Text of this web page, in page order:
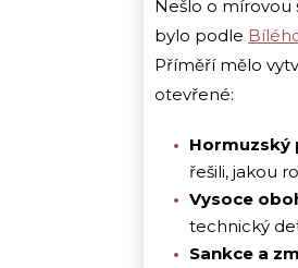
Nešlo o mírovou
bylo podle
Příměří mělo
otevřené:
Hormuzský
řešili, jakou
Vysoce
technický
Sankce a